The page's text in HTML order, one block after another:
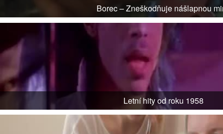
Borec – Zneškodňuje nášlapnou
Letní hity od roku 1958